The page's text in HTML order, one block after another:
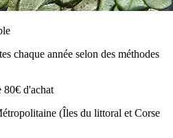
chaque année selon des méthodes
80€ d'achat
(Îles du littoral et Corse